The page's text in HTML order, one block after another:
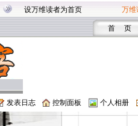
设万维读者为首页 万维
首 页
发表日志 控制面板 个人相册